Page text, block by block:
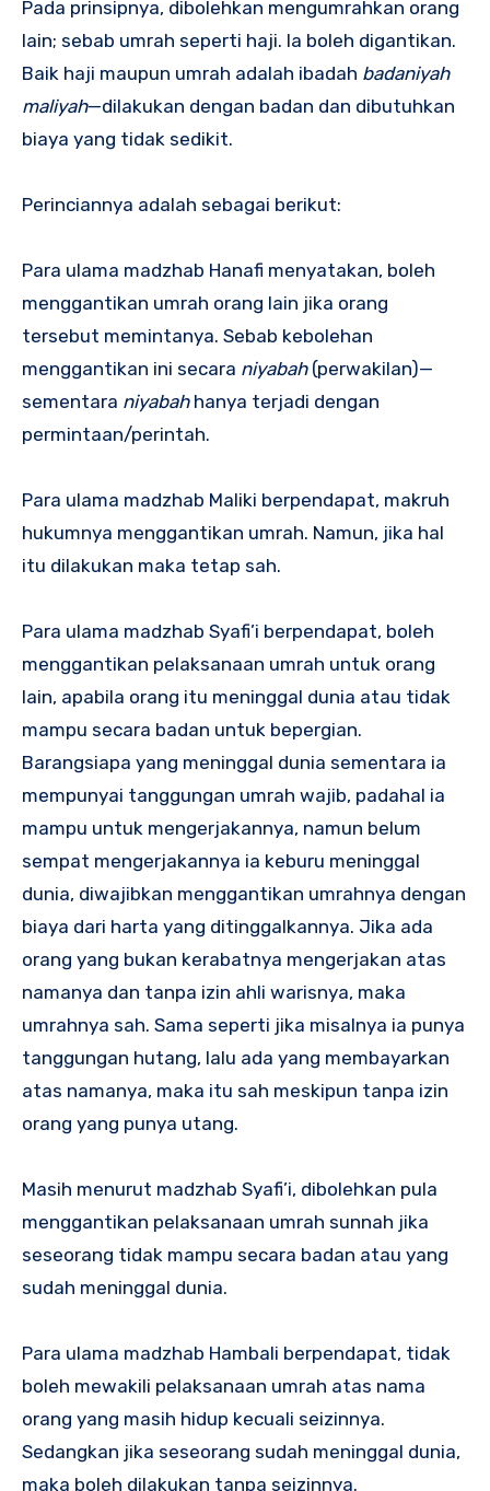
Pada prinsipnya, dibolehkan mengumrahkan orang
lain; sebab umrah seperti haji. Ia boleh digantikan.
Baik haji maupun umrah adalah ibadah badaniyah
maliyah—dilakukan dengan badan dan dibutuhkan
biaya yang tidak sedikit.
Perinciannya adalah sebagai berikut:
Para ulama madzhab Hanafi menyatakan, boleh
menggantikan umrah orang lain jika orang
tersebut memintanya. Sebab kebolehan
menggantikan ini secara niyabah (perwakilan)—
sementara niyabahhanya terjadi dengan
permintaan/perintah.
Para ulama madzhab Maliki berpendapat, makruh
hukumnya menggantikan umrah. Namun, jika hal
itu dilakukan maka tetap sah.
Para ulama madzhab Syafi’i berpendapat, boleh
menggantikan pelaksanaan umrah untuk orang
lain, apabila orang itu meninggal dunia atau tidak
mampu secara badan untuk bepergian.
Barangsiapa yang meninggal dunia sementara ia
mempunyai tanggungan umrah wajib, padahal ia
mampu untuk mengerjakannya, namun belum
sempat mengerjakannya ia keburu meninggal
dunia, diwajibkan menggantikan umrahnya dengan
biaya dari harta yang ditinggalkannya. Jika ada
orang yang bukan kerabatnya mengerjakan atas
namanya dan tanpa izin ahli warisnya, maka
umrahnya sah. Sama seperti jika misalnya ia punya
tanggungan hutang, lalu ada yang membayarkan
atas namanya, maka itu sah meskipun tanpa izin
orang yang punya utang.
Masih menurut madzhab Syafi’i, dibolehkan pula
menggantikan pelaksanaan umrah sunnah jika
seseorang tidak mampu secara badan atau yang
sudah meninggal dunia.
Para ulama madzhab Hambali berpendapat, tidak
boleh mewakili pelaksanaan umrah atas nama
orang yang masih hidup kecuali seizinnya.
Sedangkan jika seseorang sudah meninggal dunia,
maka boleh dilakukan tanpa seizinnya.